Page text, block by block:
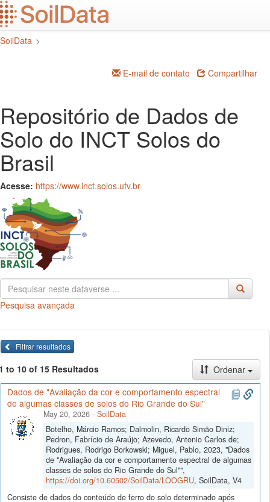
Ir
para
o
conteúdo
SoilData >
E-mail de contato Compartilhar
Repositório de Dados de
Solo do INCT Solos do
Brasil
Acesse: https://www.inct.solos.ufv.br
Pesquisa avançada
Filtrar resultados
to 10 of 15 Resultados
Ordenar
Dados de "Avaliação da cor e comportamento espectral
de algumas classes de solos do Rio Grande do Sul"
May 20, 2026 - SoilData
Botelho, Márcio Ramos; Dalmolin, Ricardo Simão Diniz;
Pedron, Fabrício de Araújo; Azevedo, Antonio Carlos de;
Rodrigues, Rodrigo Borkowski; Miguel, Pablo, 2023, "Dados
de "Avaliação da cor e comportamento espectral de algumas
classes de solos do Rio Grande do Sul"",
https://doi.org/10.60502/SoilData/LOOGRU, SoilData, V4
Consiste de dados do conteúdo de ferro do solo determinado após